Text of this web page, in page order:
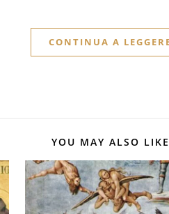
CONTINUA A
YOU MAY ALSO LIKE